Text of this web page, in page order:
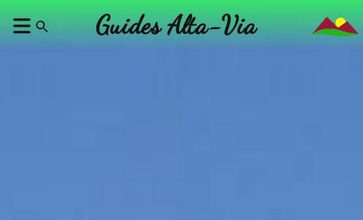
Guides Alta-Via